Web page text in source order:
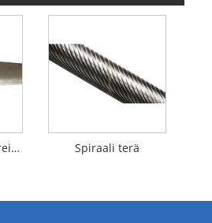
Listan terä ilman reikää Spiraali terä